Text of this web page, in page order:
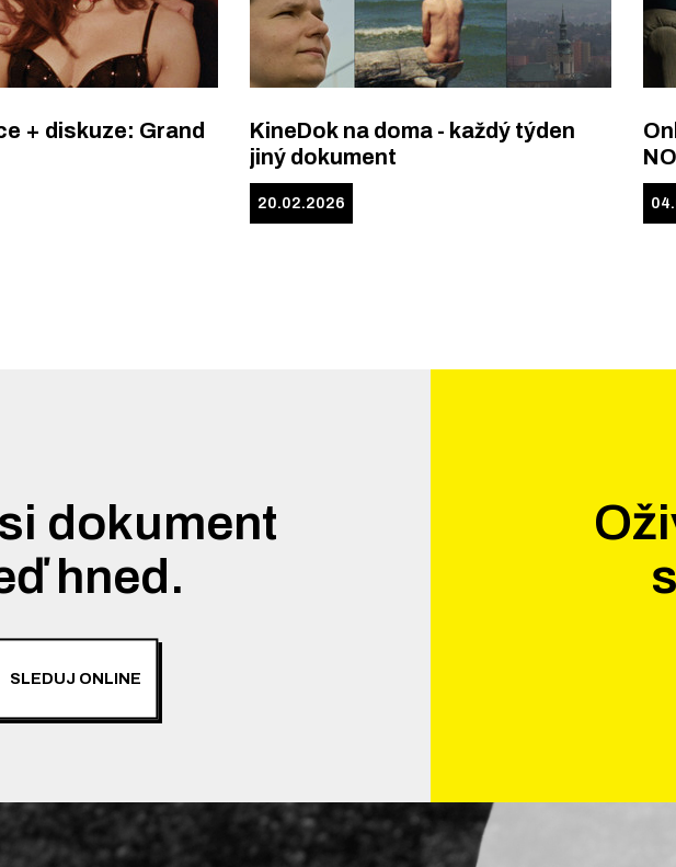
+ diskuze: Grand
KineDok na doma - každý týden
jiný dokument
20.02.2026
dokument
hned.
SLEDUJ ONLINE